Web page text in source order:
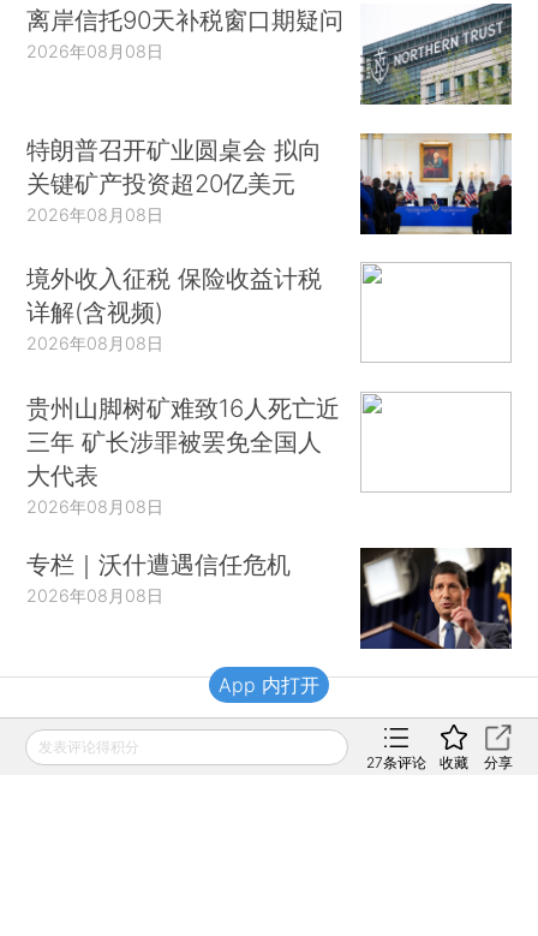
离岸信托90天补税窗口期疑问
2026年08月08日
特朗普召开矿业圆桌会 拟向
关键矿产投资超20亿美元
2026年08月08日
境外收入征税 保险收益计税
详解(含视频)
2026年08月08日
贵州山脚树矿难致16人死亡近
三年 矿长涉罪被罢免全国人
大代表
2026年08月08日
专栏｜沃什遭遇信任危机
2026年08月08日
财新移动
发表评论得积分
27条评论 收藏 分享
App 内打开